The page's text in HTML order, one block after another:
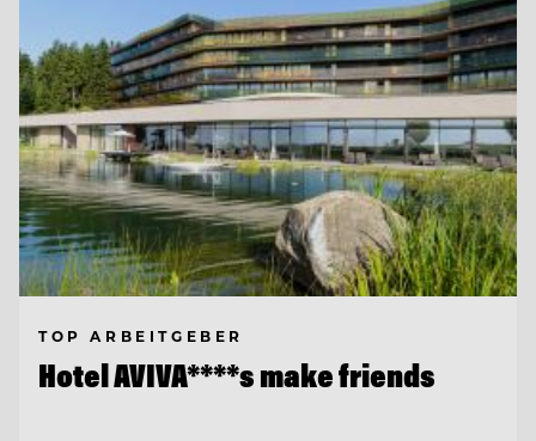
TOP ARBEITGEBER
Hotel AVIVA****s make friends